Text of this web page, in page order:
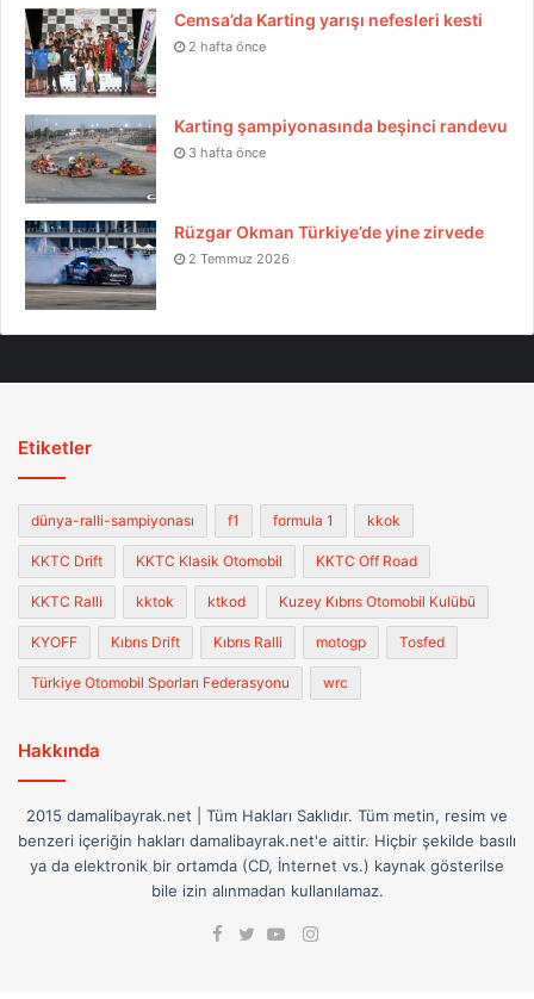
Cemsa’da Karting yarışı nefesleri kesti
2 hafta önce
Karting şampiyonasında beşinci randevu
3 hafta önce
Rüzgar Okman Türkiye’de yine zirvede
2 Temmuz 2026
Etiketler
dünya-ralli-sampiyonası f1 formula 1 kkok
KKTC Drift KKTC Klasik Otomobil KKTC Off Road
KKTC Ralli kktok ktkod Kuzey Kıbrıs Otomobil Kulübü
KYOFF Kıbrıs Drift Kıbrıs Ralli motogp Tosfed
Türkiye Otomobil Sporları Federasyonu wrc
Hakkında
2015 damalibayrak.net | Tüm Hakları Saklıdır. Tüm metin, resim ve
benzeri içeriğin hakları damalibayrak.net'e aittir. Hiçbir şekilde basılı
ya da elektronik bir ortamda (CD, İnternet vs.) kaynak gösterilse
bile izin alınmadan kullanılamaz.
FacebookInstagram